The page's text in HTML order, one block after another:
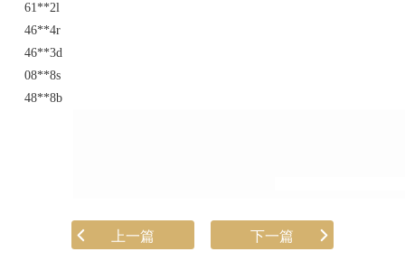
61**2l
46**4r
46**3d
08**8s
48**8b
上一篇 下一篇